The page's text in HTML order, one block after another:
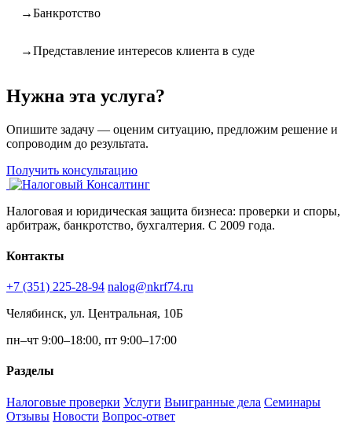
Банкротство
Представление интересов клиента в суде
Нужна эта услуга?
Опишите задачу — оценим ситуацию, предложим решение и
сопроводим до результата.
Получить консультацию
Налоговая и юридическая защита бизнеса: проверки и споры,
арбитраж, банкротство, бухгалтерия. С 2009 года.
Контакты
+7 (351) 225-28-94 nalog@nkrf74.ru
Челябинск, ул. Центральная, 10Б
пн–чт 9:00–18:00, пт 9:00–17:00
Разделы
Налоговые проверки Услуги Выигранные дела Семинары
Отзывы Новости Вопрос-ответ